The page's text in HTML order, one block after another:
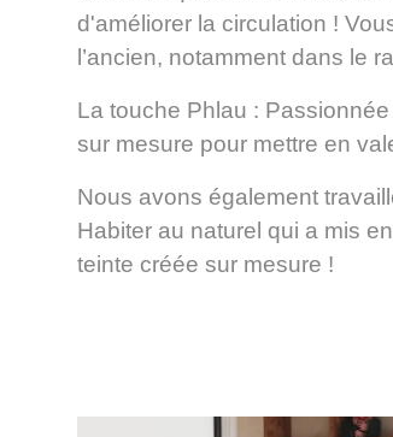
d'améliorer la circulation !
l’ancien, notamment dans le
La touche Phlau :
sur mesure pour mettre en
Nous avons également
Habiter au naturel qui a mis
teinte créée sur mesure !